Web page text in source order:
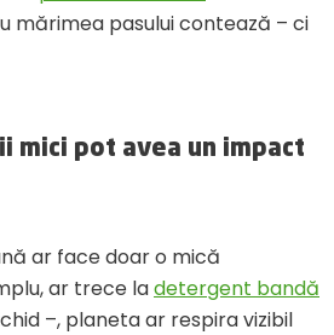
mărimea pasului contează – ci
mici pot avea un impact
ar face doar o mică
ar trece ladetergent bandă
–, planeta ar respira vizibil